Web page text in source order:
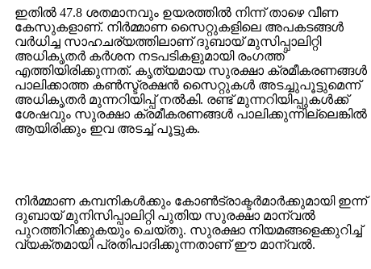
ഇതില്‍ 47.8 ശതമാനവും ഉയരത്തില്‍ നിന്ന് താഴെ വീണ
കേസുകളാണ്. നിര്‍മ്മാണ സൈറ്റുകളിലെ അപകടങ്ങള്‍
വര്‍ധിച്ച സാഹചര്യത്തിലാണ് ദുബായ് മുസിപ്പാലിറ്റി
അധികൃതര്‍ കര്‍ശന നടപടികളുമായി രംഗത്ത്
എത്തിയിരിക്കുന്നത്. കൃത്യമായ സുരക്ഷാ ക്രമീകരണങ്ങള്‍
പാലിക്കാത്ത കണ്‍സ്ട്രക്ഷന്‍ സൈറ്റുകള്‍ അടച്ചുപൂട്ടുമെന്ന്
അധികൃതര്‍ മുന്നറിയിപ്പ് നല്‍കി. രണ്ട് മുന്നറിയിപ്പുകള്‍ക്ക്
ശേഷവും സുരക്ഷാ ക്രമീകരണങ്ങള്‍ പാലിക്കുന്നില്ലെങ്കില്‍
ആയിരിക്കും ഇവ അടച്ച് പൂട്ടുക.
നിര്‍മ്മാണ കമ്പനികള്‍ക്കും കോണ്‍ട്രാക്ടര്‍മാര്‍ക്കുമായി ഇന്ന്
ദുബായ് മുനിസിപ്പാലിറ്റി പുതിയ സുരക്ഷാ മാന്വല്‍
പുറത്തിറിക്കുകയും ചെയ്തു. സുരക്ഷാ നിയമങ്ങളെക്കുറിച്ച്
വ്യക്തമായി പ്രതിപാദിക്കുന്നതാണ് ഈ മാന്വല്‍.